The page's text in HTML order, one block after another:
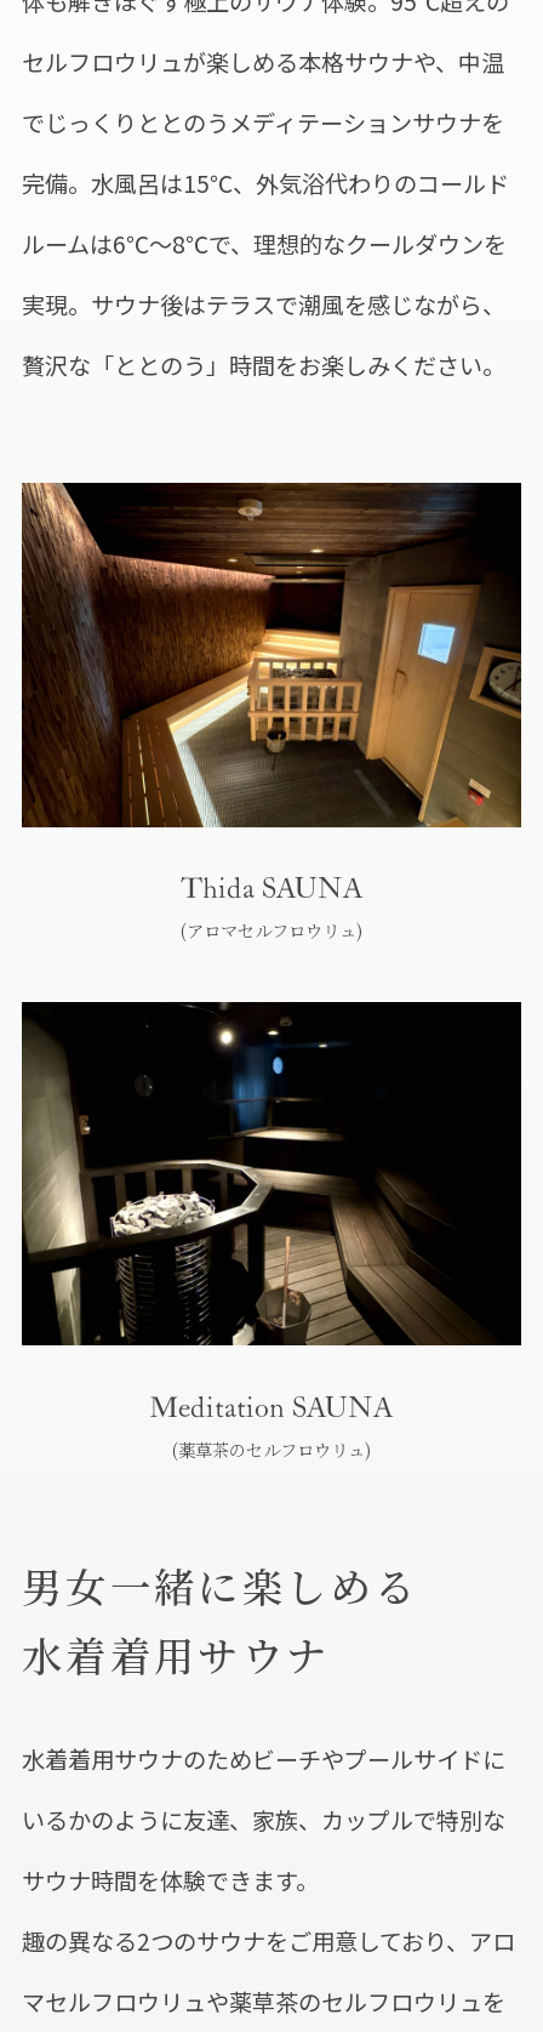
セルフロウリュが楽しめる本格サウナや、中温
でじっくりととのうメディテーションサウナを
完備。水風呂は15℃、外気浴代わりのコールド
ルームは6℃～8℃で、理想的なクールダウンを
実現。サウナ後はテラスで潮風を感じながら、
贅沢な「ととのう」時間をお楽しみください。
Thida SAUNA
(アロマセルフロウリュ)
Meditation SAUNA
(薬草茶のセルフロウリュ)
男女一緒に楽しめる
水着着用サウナ
水着着用サウナのためビーチやプールサイドに
いるかのように友達、家族、カップルで特別な
サウナ時間を体験できます。
趣の異なる2つのサウナをご用意しており、アロ
マセルフロウリュや薬草茶のセルフロウリュを